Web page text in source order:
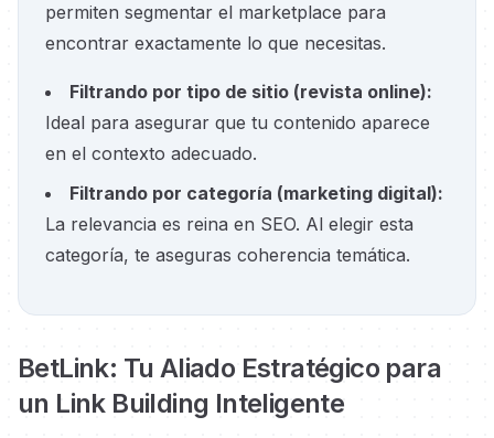
permiten segmentar el marketplace para
encontrar exactamente lo que necesitas.
Filtrando por tipo de sitio (revista online):
Ideal para asegurar que tu contenido aparece
en el contexto adecuado.
Filtrando por categoría (marketing digital):
La relevancia es reina en SEO. Al elegir esta
categoría, te aseguras coherencia temática.
BetLink: Tu Aliado Estratégico para
un Link Building Inteligente